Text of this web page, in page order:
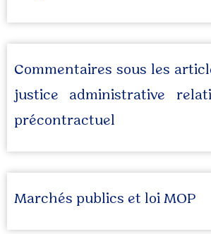
Commentaires sous les
justice administrative
précontractuel
Marchés publics et loi MOP